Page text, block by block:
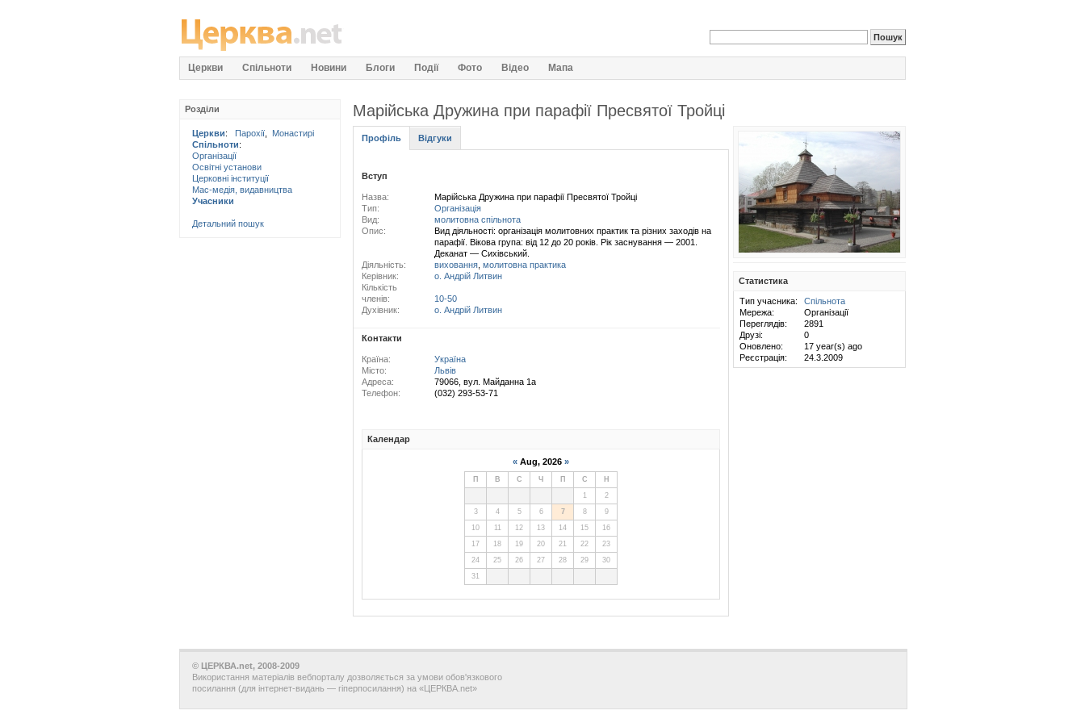
Церкви Спільноти Новини Блоги Події Фото Відео Мапа
Розділи
Церкви: Парохії
Монастирі
Спільноти:
Організації
Освітні установи
Церковні інституції
Мас-медія, видавництва
Учасники
Детальний пошук
Марійська Дружина при парафії Пресвятої Тройці
Профіль Відгуки
Вступ
Назва:
Марійська Дружина при парафії Пресвятої Тройці
Тип:
Організація
Вид:
молитовна спільнота
Опис:
Вид діяльності: організація молитовних практик та різних заходів на
парафії. Вікова група: від 12 до 20 років. Рік заснування — 2001.
Деканат — Сихівський.
Діяльність:
виховання молитовна практика
Керівник:
о. Андрій Литвин
Кількість
членів:
10-50
Духівник:
о. Андрій Литвин
Контакти
Країна:
Україна
Місто:
Львів
Адреса:
79066, вул. Майданна 1а
Телефон:
(032) 293-53-71
Календар
Статистика
Тип учасника:
Спільнота
Мережа:
Організації
Переглядів:
2891
Друзі:
0
Оновлено:
17 year(s) ago
Реєстрація:
24.3.2009
© ЦЕРКВА.net, 2008-2009
Використання матеріалів вебпорталу дозволяється за умови обов'язкового
посилання (для інтернет-видань — гіперпосилання) на «ЦЕРКВА.net»